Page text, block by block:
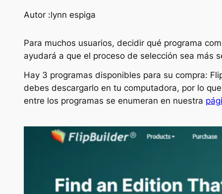
Autor :lynn espiga
Para muchos usuarios, decidir qué programa
ayudará a que el proceso de selección sea más
Hay 3 programas disponibles para su compra:
debes descargarlo en tu computadora, por lo
entre los programas se enumeran en nuestra